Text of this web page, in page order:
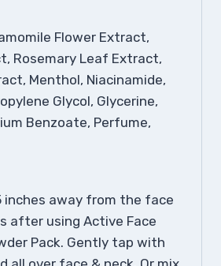
Flower Extract,
Rosemary Leaf Extract,
Menthol, Niacinamide,
Glycol, Glycerine,
Benzoate, Perfume,
inches away from the face
after using Active Face
Pack. Gently tap with